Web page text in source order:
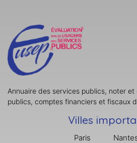
Annuaire des services publics, noter
publics, comptes financiers et fiscaux
Villes
Paris